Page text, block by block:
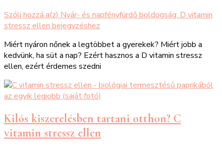
Szólj hozzá a(z) Nyár- és napfényfürdő boldogság: D vitamin
stressz ellen bejegyzéshez
Miért nyáron nőnek a legtöbbet a gyerekek? Miért jobb a
kedvünk, ha süt a nap? Ezért hasznos a D vitamin stressz
ellen, ezért érdemes szedni
Kilós kiszerelésben tartani otthon? C
vitamin stressz ellen